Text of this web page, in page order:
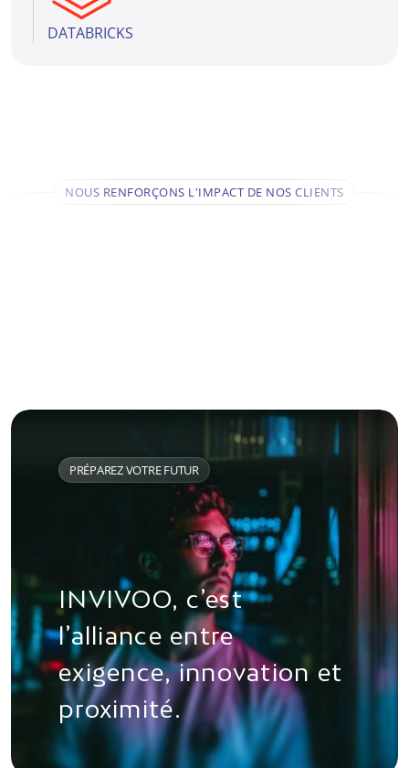
DATABRICKS
NOUS RENFORÇONS L'IMPACT DE NOS CLIENTS
PRÉPAREZ VOTRE FUTUR
INVIVOO, c’est
l’alliance entre
exigence, innovation et
proximité.